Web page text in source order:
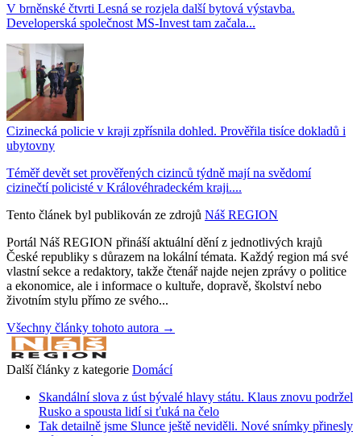
V brněnské čtvrti Lesná se rozjela další bytová výstavba.
Developerská společnost MS-Invest tam začala...
Cizinecká policie v kraji zpřísnila dohled. Prověřila tisíce dokladů i
ubytovny
Téměř devět set prověřených cizinců týdně mají na svědomí
cizinečtí policisté v Královéhradeckém kraji....
Tento článek byl publikován ze zdrojů Náš REGION
Portál Náš REGION přináší aktuální dění z jednotlivých krajů
České republiky s důrazem na lokální témata. Každý region má své
vlastní sekce a redaktory, takže čtenář najde nejen zprávy o politice
a ekonomice, ale i informace o kultuře, dopravě, školství nebo
životním stylu přímo ze svého...
Všechny články tohoto autora →
Další články z kategorie Domácí
Skandální slova z úst bývalé hlavy státu. Klaus znovu podržel
Rusko a spousta lidí si ťuká na čelo
Tak detailně jsme Slunce ještě neviděli. Nové snímky přinesly